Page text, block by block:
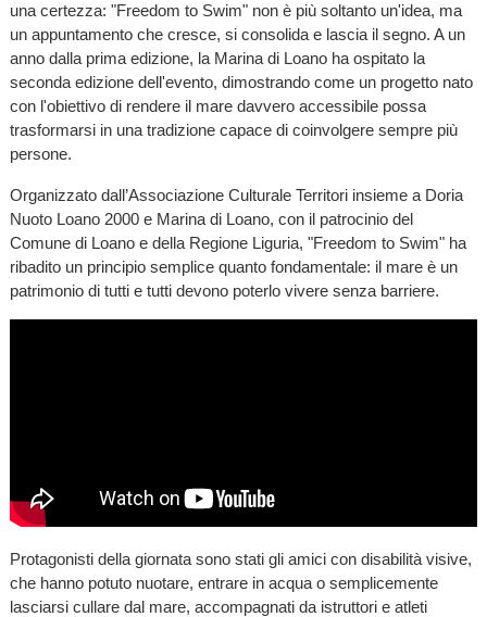
una certezza: "Freedom to Swim" non è più soltanto un'idea, ma
un appuntamento che cresce, si consolida e lascia il segno. A un
anno dalla prima edizione, la Marina di Loano ha ospitato la
seconda edizione dell'evento, dimostrando come un progetto nato
con l'obiettivo di rendere il mare davvero accessibile possa
trasformarsi in una tradizione capace di coinvolgere sempre più
persone.
Organizzato dall’Associazione Culturale Territori insieme a Doria
Nuoto Loano 2000 e Marina di Loano, con il patrocinio del
Comune di Loano e della Regione Liguria, "Freedom to Swim" ha
ribadito un principio semplice quanto fondamentale: il mare è un
patrimonio di tutti e tutti devono poterlo vivere senza barriere.
Protagonisti della giornata sono stati gli amici con disabilità visive,
che hanno potuto nuotare, entrare in acqua o semplicemente
lasciarsi cullare dal mare, accompagnati da istruttori e atleti